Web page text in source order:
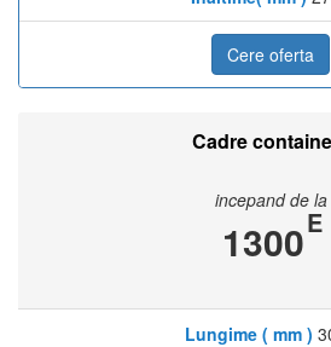
Cere oferta
Cadre
incepand de la
1300E
Lungime ( mm )